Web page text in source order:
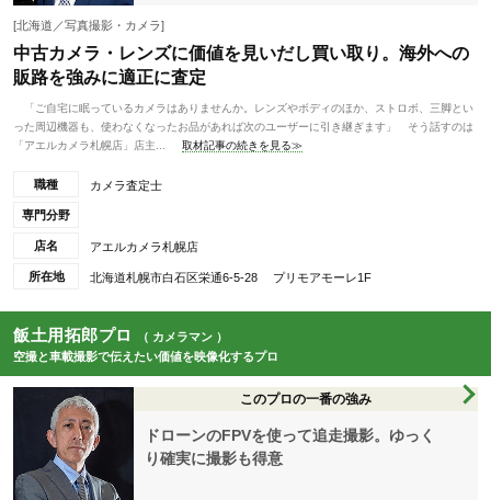
[北海道／写真撮影・カメラ]
中古カメラ・レンズに価値を見いだし買い取り。海外への
販路を強みに適正に査定
「ご自宅に眠っているカメラはありませんか。レンズやボディのほか、ストロボ、三脚とい
った周辺機器も、使わなくなったお品があれば次のユーザーに引き継ぎます」 そう話すのは
「アエルカメラ札幌店」店主...
取材記事の続きを見る≫
職種 カメラ査定士
専門分野
店名 アエルカメラ札幌店
所在地 北海道札幌市白石区栄通6-5-28 プリモアモーレ1F
飯土用拓郎プロ
（ カメラマン ）
空撮と車載撮影で伝えたい価値を映像化するプロ
このプロの一番の強み
ドローンのFPVを使って追走撮影。ゆっく
り確実に撮影も得意